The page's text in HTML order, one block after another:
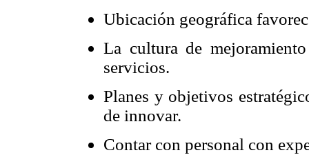
Ubicación geográfica
La cultura de
servicios.
Planes y objetivos
de innovar.
Contar con personal con